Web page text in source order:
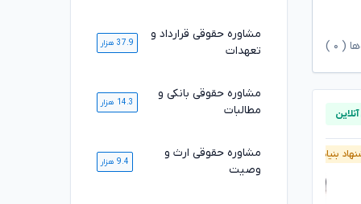
( ۰
بنیاد وکلا پیشنهاد بنیاد وکلا
مشاوره حقوقی قرارداد و
تعهدات
37.9 هزار
مشاوره حقوقی بانکی و
مطالبات
14.3 هزار
مشاوره حقوقی ارث و
وصیت
9.4 هزار